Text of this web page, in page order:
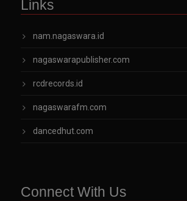
Links
nam.nagaswara.id
nagaswarapublisher.com
rcdrecords.id
nagaswarafm.com
dancedhut.com
Connect With Us